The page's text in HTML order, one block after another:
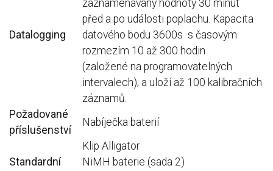
Datalogging
zaznamenávány hodnoty 30 minut
před a po události poplachu. Kapacita
datového bodu 3600s s časovým
rozmezím 10 až 300 hodin
(založené na programovatelných
intervalech); a uloží až 100 kalibračních
záznamů.
Požadované
příslušenství
Nabíječka baterií
Standardní
Klip Alligator
NiMH baterie (sada 2)